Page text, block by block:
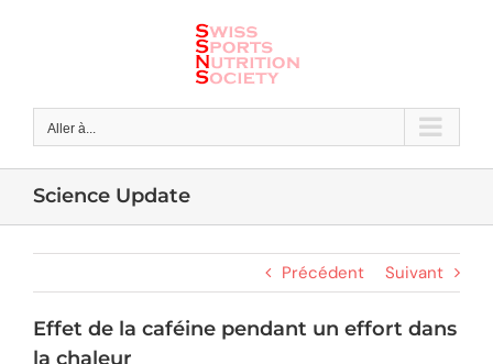
Aller à...
Science Update
Précédent Suivant
Effet de la caféine pendant un effort dans
la chaleur